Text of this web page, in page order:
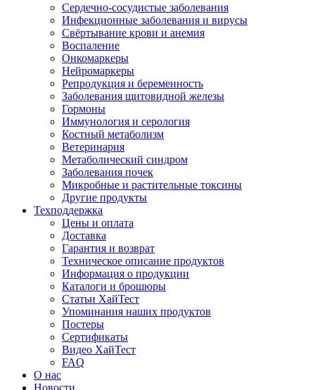
Сердечно-сосудистые заболевания
Инфекционные заболевания и вирусы
Свёртывание крови и анемия
Воспаление
Онкомаркеры
Нейромаркеры
Репродукция и беременность
Заболевания щитовидной железы
Гормоны
Иммунология и серология
Костный метаболизм
Ветеринария
Метаболический синдром
Заболевания почек
Микробные и растительные токсины
Другие продукты
Техподдержка
Цены и оплата
Доставка
Гарантия и возврат
Техническое описание продуктов
Информация о продукции
Каталоги и брошюры
Статьи ХайТест
Упоминания наших продуктов
Постеры
Сертификаты
Видео ХайТест
FAQ
О нас
Новости